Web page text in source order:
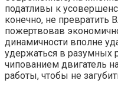
податливы к
конечно, не превратить
пожертвовав
динамичности вполне
удержаться в разумных
чипованием двигатель
работы, чтобы не